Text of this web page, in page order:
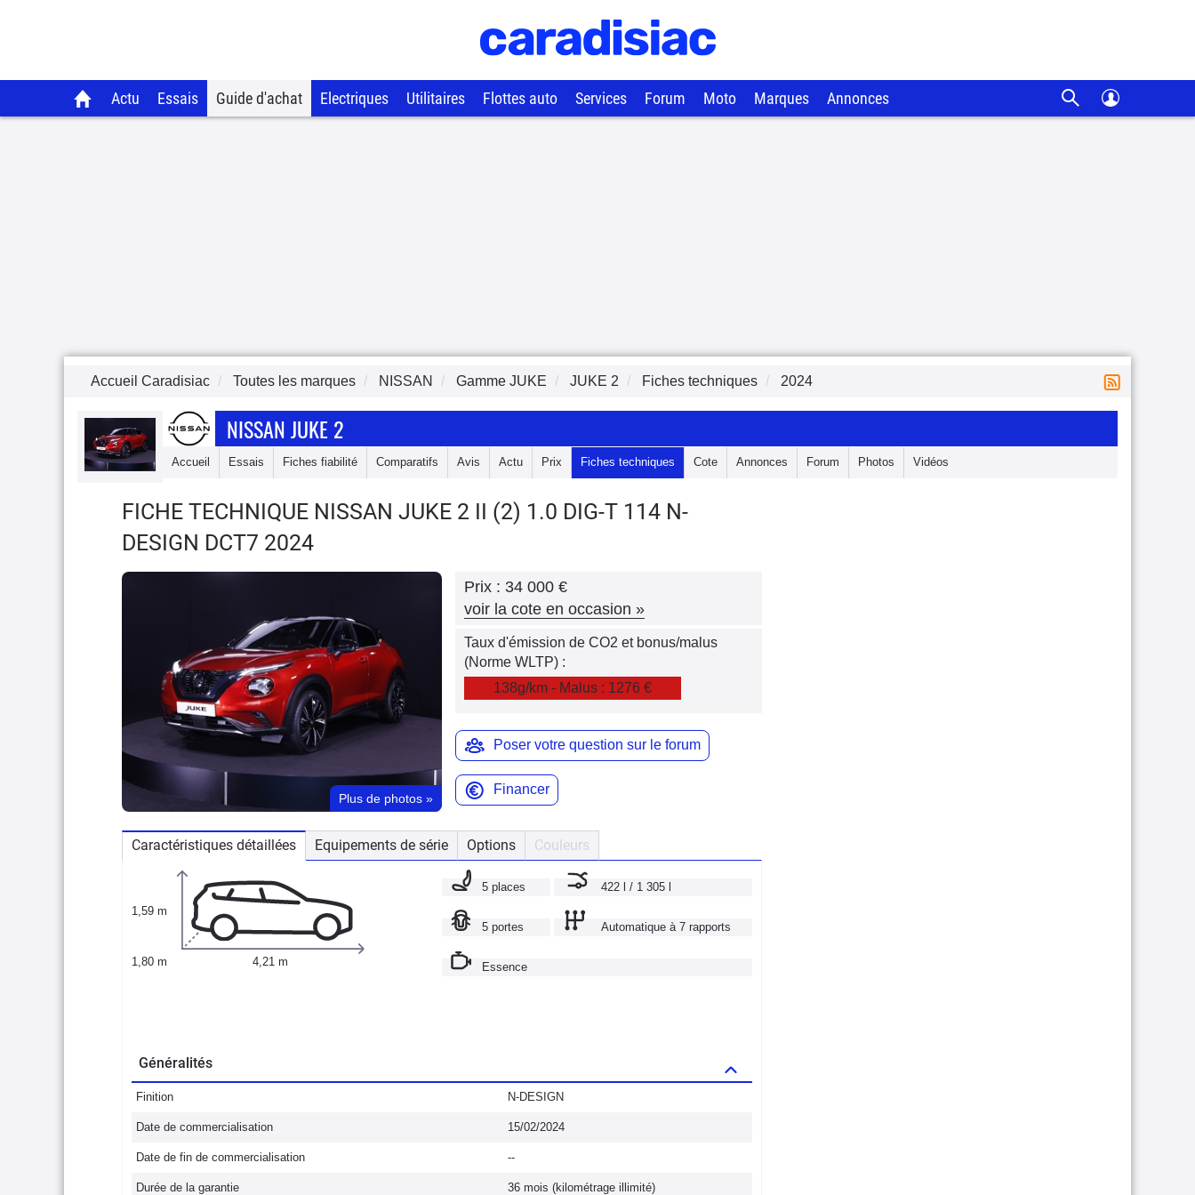
Actu Essais Guide d'achat Electriques Utilitaires Flottes auto Services Forum Moto Marques Annonces
Accueil Caradisiac Toutes les marques NISSAN Gamme JUKE JUKE 2 Fiches techniques 2024
NISSAN JUKE 2
Accueil Essais Fiches fiabilité Comparatifs Avis Actu Prix Fiches techniques Cote Annonces Forum Photos Vidéos
FICHE TECHNIQUE NISSAN JUKE 2 II (2) 1.0 DIG-T 114 N-
DESIGN DCT7 2024
Plus de photos »
Prix : 34 000 €
voir la cote en occasion »
Taux d'émission de CO2 et bonus/malus
(Norme WLTP) :
138g/km - Malus : 1276 €
Poser votre question sur le forum
Financer
Caractéristiques détaillées Equipements de série Options Couleurs
1,59 m
1,80 m 4,21 m
5 places 422 l / 1 305 l
5 portes Automatique à 7 rapports
Essence
Généralités
Finition N-DESIGN
Date de commercialisation 15/02/2024
Date de fin de commercialisation --
Durée de la garantie 36 mois (kilométrage illimité)